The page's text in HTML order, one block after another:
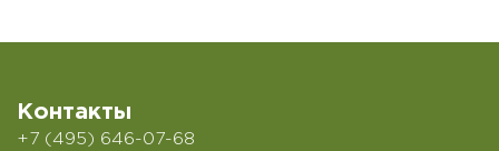
Контакты
+7 (495) 646-07-68